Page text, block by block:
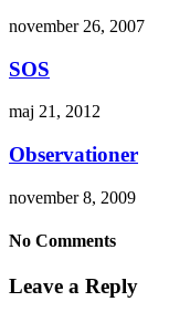
november 26, 2007
SOS
maj 21, 2012
Observationer
november 8, 2009
No Comments
Leave a Reply